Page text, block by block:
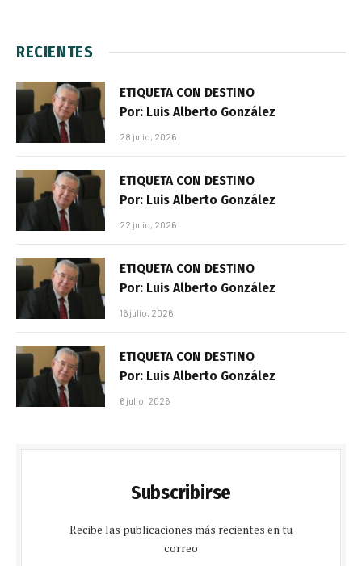
RECIENTES
ETIQUETA CON DESTINO
Por: Luis Alberto González
28 julio, 2026
ETIQUETA CON DESTINO
Por: Luis Alberto González
22 julio, 2026
ETIQUETA CON DESTINO
Por: Luis Alberto González
16 julio, 2026
ETIQUETA CON DESTINO
Por: Luis Alberto González
6 julio, 2026
Subscribirse
Recibe las publicaciones más recientes en tu
correo